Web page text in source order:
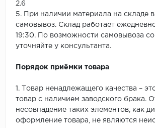
2.6
5. При наличии материала на складе
самовывоз. Склад работает
19:30. По возможности самовывоза
уточняйте у консультанта.
Порядок приёмки товара
1. Товар ненадлежащего качества –
товар с наличием заводского брака.
несовпадение таких элементов, как
оформление товара, не являются